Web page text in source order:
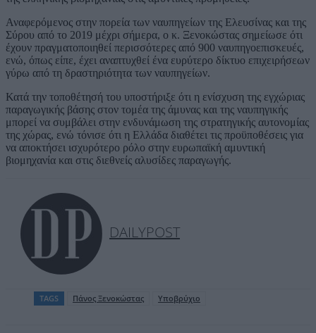
Αναφερόμενος στην πορεία των ναυπηγείων της Ελευσίνας και της
Σύρου από το 2019 μέχρι σήμερα, ο κ. Ξενοκώστας σημείωσε ότι
έχουν πραγματοποιηθεί περισσότερες από 900 ναυπηγοεπισκευές,
ενώ, όπως είπε, έχει αναπτυχθεί ένα ευρύτερο δίκτυο επιχειρήσεων
γύρω από τη δραστηριότητα των ναυπηγείων.
Κατά την τοποθέτησή του υποστήριξε ότι η ενίσχυση της εγχώριας
παραγωγικής βάσης στον τομέα της άμυνας και της ναυπηγικής
μπορεί να συμβάλει στην ενδυνάμωση της στρατηγικής αυτονομίας
της χώρας, ενώ τόνισε ότι η Ελλάδα διαθέτει τις προϋποθέσεις για
να αποκτήσει ισχυρότερο ρόλο στην ευρωπαϊκή αμυντική
βιομηχανία και στις διεθνείς αλυσίδες παραγωγής.
DAILYPOST
TAGS Πάνος Ξενοκώστας Υποβρύχιο